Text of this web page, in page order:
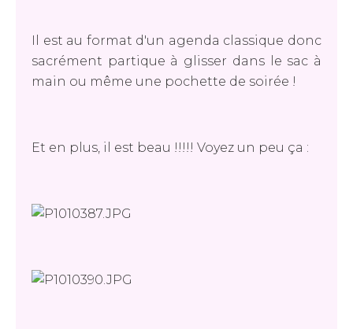
Il est au format d'un agenda classique donc
sacrément partique à glisser dans le sac à
main ou même une pochette de soirée !
Et en plus, il est beau !!!!! Voyez un peu ça :